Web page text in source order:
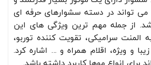
تواند در دسته سشوارهای حرفه ای
از جمله مهم ترین ویژگی های این
سرامیکی، تقویت کننده توربو،
و ویژه، اقلام همراه و … اشاره کرد.